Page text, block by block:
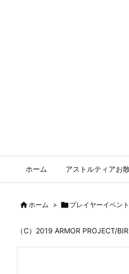
ホーム アストルティアお
ホーム > プレイヤーイベント
（C）2019 ARMOR PROJECT/